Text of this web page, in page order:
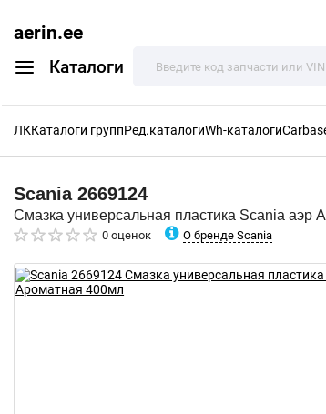
aerin.ee
Каталоги
ЛККаталоги группРед.каталогиWh-каталоги
Scania 2669124
Смазка универсальная пластика Scania аэр
0 оценок О бренде Scania